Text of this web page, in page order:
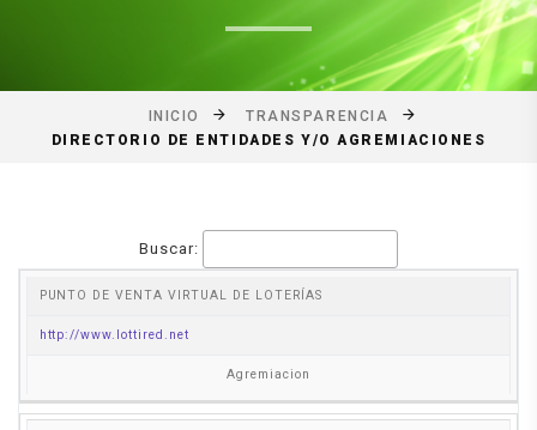
INICIO
TRANSPARENCIA
DIRECTORIO DE ENTIDADES Y/O AGREMIACIONES
Buscar:
PAGINA
PUNTO DE VENTA VIRTUAL DE LOTERÍAS
http://www.lottired.net
Agremiacion